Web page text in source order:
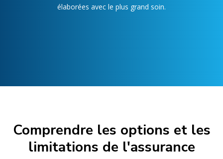
élaborées avec le plus grand soin.
Comprendre les options et les
limitations de l'assurance